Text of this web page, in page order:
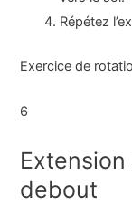
Répétez
Exercice de
6
debout